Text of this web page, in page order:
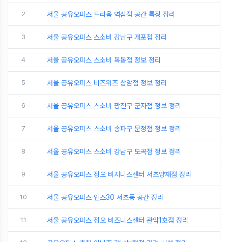
2 서울 공유오피스 드리움 역삼점 공간 특징 정리
3 서울 공유오피스 스소비 강남구 개포점 정리
4 서울 공유오피스 스소비 목동점 정보 정리
5 서울 공유오피스 비즈위즈 상암점 정보 정리
6 서울 공유오피스 스소비 광진구 군자점 정보 정리
7 서울 공유오피스 스소비 송파구 문정점 정보 정리
8 서울 공유오피스 스소비 강남구 도곡점 정보 정리
9 서울 공유오피스 정오 비지니스센터 서초양재점 정리
10 서울 공유오피스 인스30 서초동 공간 정리
11 서울 공유오피스 정오 비즈니스센터 관악1호점 정리